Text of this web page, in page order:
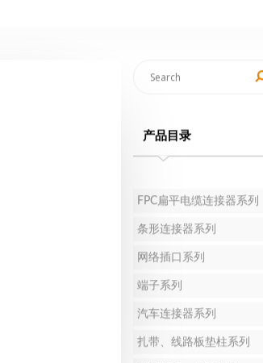
产品目录
FPC扁平电缆连接器系列
条形连接器系列
网络插口系列
端子系列
汽车连接器系列
扎带、线路板垫柱系列